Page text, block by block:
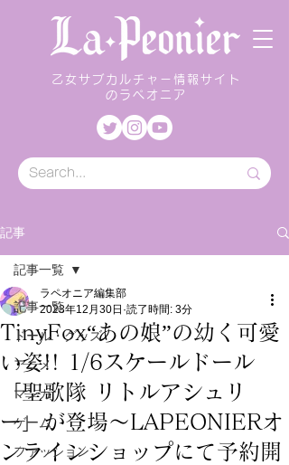
乙女サブカルチャー情報サイト
のラペオニア
記事
記事一覧
ドール・グッズ
アニメ
マンガ
ゲーム
ファッション
記事一覧
TinyFox“あの娘”の幼く可愛
い姿!! 1/6スケールドール
「聖歌隊 リトルアシュリ
ー」が登場～LAPEONIERオ
ンラインショップにて予約開
ラペオニア編集部
2023年12月30日 読了時間: 3分